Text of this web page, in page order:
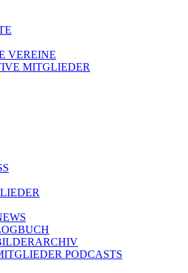
VEREINE
MITGLIEDER
PODCASTS